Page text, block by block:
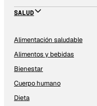
SALUD
Alimentación saludable
Alimentos y bebidas
Bienestar
Cuerpo humano
Dieta